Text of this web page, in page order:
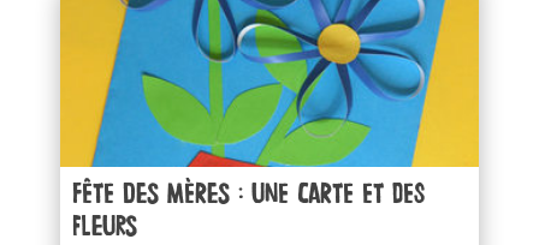
Fête des mères : une carte et des
fleurs